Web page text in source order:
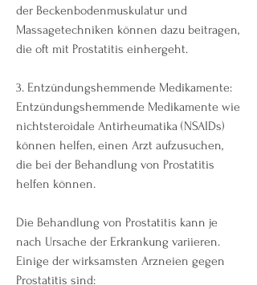
der Beckenbodenmuskulatur und
Massagetechniken können dazu beitragen,
die oft mit Prostatitis einhergeht.
3. Entzündungshemmende Medikamente:
Entzündungshemmende Medikamente wie
nichtsteroidale Antirheumatika (NSAIDs)
können helfen, einen Arzt aufzusuchen,
die bei der Behandlung von Prostatitis
helfen können.
Die Behandlung von Prostatitis kann je
nach Ursache der Erkrankung variieren.
Einige der wirksamsten Arzneien gegen
Prostatitis sind: